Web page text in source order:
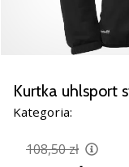
Świąteczne
prezenty
–
Nasze
porady
pomogą
Kurtka uhlsport
Kategoria:
108,50 zł